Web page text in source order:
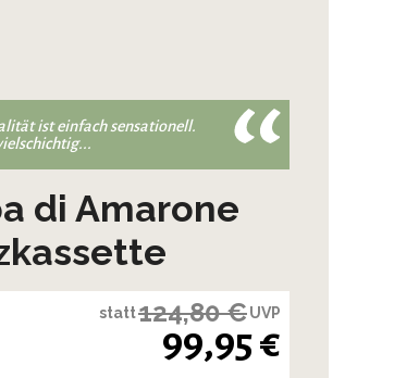
ist einfach sensationell.
di Amarone
statt124,80 €UVP
99,95 €